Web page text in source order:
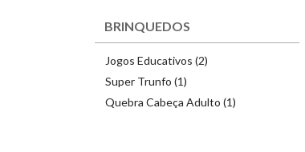
BRINQUEDOS
Jogos Educativos (2)
Super Trunfo (1)
Quebra Cabeça Adulto (1)